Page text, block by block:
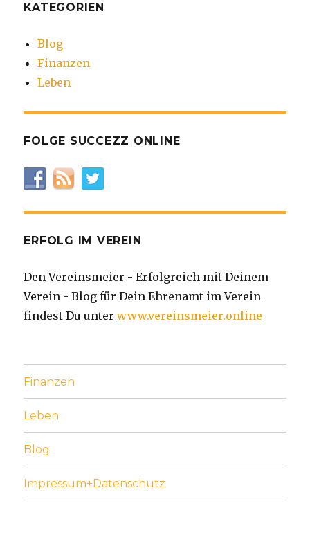
KATEGORIEN
Blog
Finanzen
Leben
FOLGE SUCCEZZ ONLINE
ERFOLG IM VEREIN
Den Vereinsmeier - Erfolgreich mit Deinem
Verein - Blog für Dein Ehrenamt im Verein
findest Du unterwww.vereinsmeier.online
Finanzen
Leben
Blog
Impressum+Datenschutz